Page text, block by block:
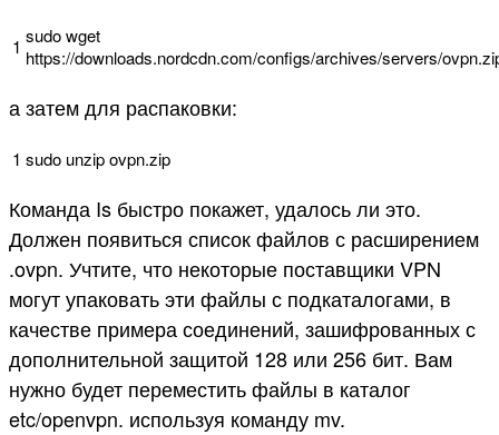
1 sudowget
https://downloads.nordcdn.com/configs/archives/servers/
а затем для распаковки:
1 sudo unzipovpn.zip
Команда Is быстро покажет, удалось ли это.
Должен появиться список файлов с расширением
.ovpn. Учтите, что некоторые поставщики VPN
могут упаковать эти файлы с подкаталогами, в
качестве примера соединений, зашифрованных с
дополнительной защитой 128 или 256 бит. Вам
нужно будет переместить файлы в каталог
etc/openvpn. используя команду mv.